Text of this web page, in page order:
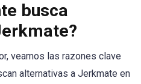
busca
veamos las razones clave
alternativas a Jerkmate en